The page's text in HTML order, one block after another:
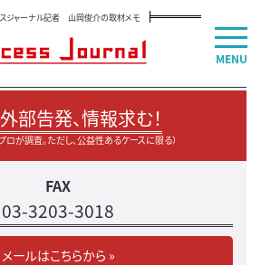
ジャーナル記者 山岡俊介の取材メモ
部告発、情報求む！
ロが調査。ただし、公益性あるケースに限る）
FAX
03-3203-3018
メールはこちらから »
MENU